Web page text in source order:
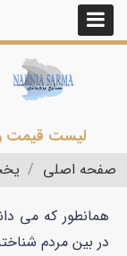
لیست قیمت
صفحه اصلی
همانطور که می
در بین مردم